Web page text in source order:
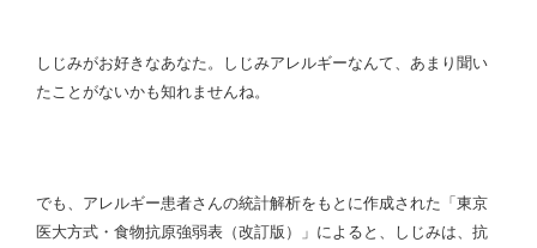
しじみがお好きなあなた。しじみアレルギーなんて、あまり聞い
たことがないかも知れませんね。
でも、アレルギー患者さんの統計解析をもとに作成された「東京
医大方式・食物抗原強弱表（改訂版）」によると、しじみは、抗